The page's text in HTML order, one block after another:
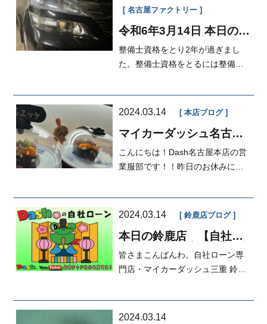
名古屋ファクトリー
令和6年3月14日 本日の
整備士資格をとり2年が過ぎまし
た。整備士資格をとるには整備の
2024.03.14 本店ブログ
マイカーダッシュ名古屋
分割も出来る中古車販売
店
こんにちは！Dash名古屋本店の営
業服部です！！昨日のお休みにく
2024.03.14 鈴鹿店ブログ
本日の鈴鹿店 【自社ロ
知】修理分割、車検分
割、鈑金塗装も分割☆エ
皆さまこんばんわ。自社ローン専
門店・マイカーダッシュ三重 鈴鹿
2024.03.14